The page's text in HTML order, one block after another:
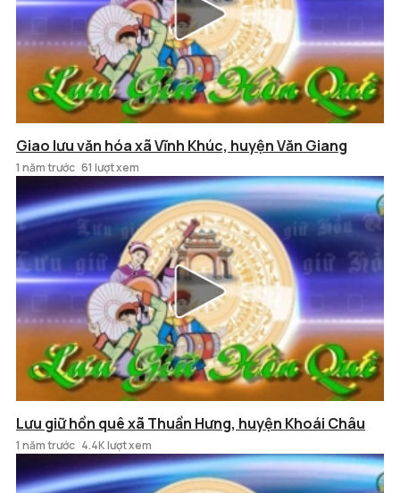
Giao lưu văn hóa xã Vĩnh Khúc, huyện Văn Giang
1 năm trước 61 lượt xem
Lưu giữ hồn quê xã Thuần Hưng, huyện Khoái Châu
1 năm trước 4.4K lượt xem